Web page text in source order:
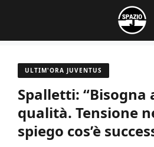
contenuto
ULTIM'ORA JUVENTUS
Spalletti: “Bisogna
qualità. Tensione
spiego cos’è